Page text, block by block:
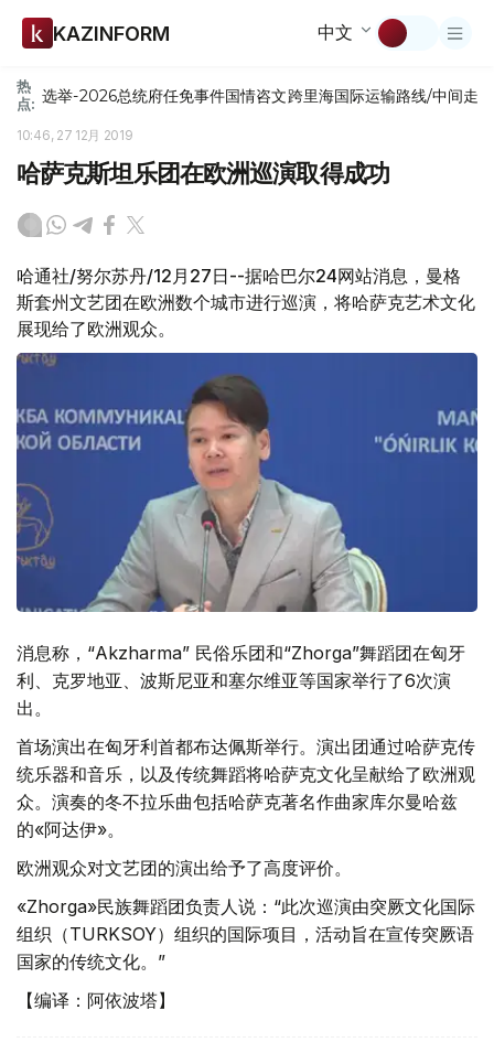
KAZINFORM 中文
热
点: 选举-2026总统府任免事件国情咨文跨里海国际运输路线/中间走廊
10:46, 27 12月 2019
哈萨克斯坦乐团在欧洲巡演取得成功
哈通社/努尔苏丹/12月27日--据哈巴尔24网站消息，曼格
斯套州文艺团在欧洲数个城市进行巡演，将哈萨克艺术文化
展现给了欧洲观众。
消息称，“Akzharma” 民俗乐团和“Zhorga”舞蹈团在匈牙
利、克罗地亚、波斯尼亚和塞尔维亚等国家举行了6次演
出。
首场演出在匈牙利首都布达佩斯举行。演出团通过哈萨克传
统乐器和音乐，以及传统舞蹈将哈萨克文化呈献给了欧洲观
众。演奏的冬不拉乐曲包括哈萨克著名作曲家库尔曼哈兹
的«阿达伊»。
欧洲观众对文艺团的演出给予了高度评价。
«Zhorga»民族舞蹈团负责人说：“此次巡演由突厥文化国际
组织（TURKSOY）组织的国际项目，活动旨在宣传突厥语
国家的传统文化。”
【编译：阿依波塔】